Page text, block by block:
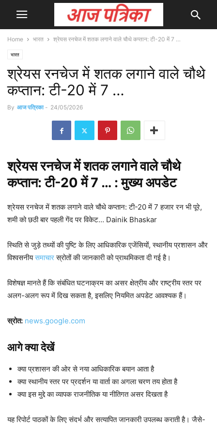
Home भारत श्रेयस रनचेज में शतक लगाने वाले चौथे कप्तान: टी-20 में 7 …
भारत
श्रेयस रनचेज में शतक लगाने वाले चौथे
कप्तान: टी-20 में 7 …
By आज पत्रिका - 24/05/2026
श्रेयस रनचेज मेंशतकलगाने वाले चौथे
कप्तान: टी-20 में 7 … : मुख्यअपडेट
श्रेयस रनचेज में शतक लगाने वाले चौथे कप्तान: टी-20 में 7 हजार रन भी पूरे,
शमी को छठी बार पहली गेंद पर विकेट… Dainik Bhaskar
स्थिति से जुड़े तथ्यों की पुष्टि के लिए आधिकारिक एजेंसियों, स्थानीय प्रशासन और
विश्वसनीयसमाचारस्रोतों की जानकारी को प्राथमिकता दी गई है।
विशेषज्ञ मानते हैं कि संबंधित घटनाक्रम का असर क्षेत्रीय और राष्ट्रीय स्तर पर
अलग-अलग रूप में दिख सकता है, इसलिए नियमित अपडेट आवश्यक हैं।
स्रोत: news.google.com
आगे क्या देखें
क्या प्रशासन की ओर से नया आधिकारिक बयान आता है
क्या स्थानीय स्तर पर प्रदर्शन या वार्ता का अगला चरण तय होता है
क्या इस मुद्दे का व्यापक राजनीतिक या नीतिगत असर दिखता है
यह रिपोर्ट पाठकों के लिए संदर्भ और सत्यापित जानकारी उपलब्ध कराती है। जैसे-